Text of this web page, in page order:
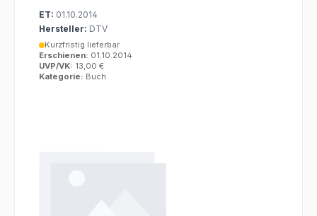
ET: 01.10.2014
Hersteller: DTV
Kurzfristig lieferbar
Erschienen: 01.10.2014
UVP/VK: 13,00 €
Kategorie: Buch